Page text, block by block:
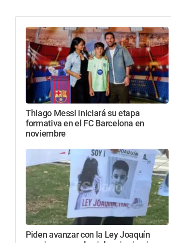
Thiago Messi iniciará su etapa
formativa en el FC Barcelona en
noviembre
Piden avanzar con la Ley Joaquín